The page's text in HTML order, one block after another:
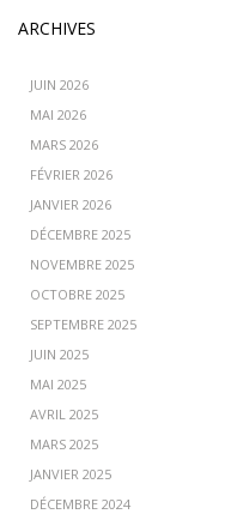
ARCHIVES
JUIN 2026
MAI 2026
MARS 2026
FÉVRIER 2026
JANVIER 2026
DÉCEMBRE 2025
NOVEMBRE 2025
OCTOBRE 2025
SEPTEMBRE 2025
JUIN 2025
MAI 2025
AVRIL 2025
MARS 2025
JANVIER 2025
DÉCEMBRE 2024